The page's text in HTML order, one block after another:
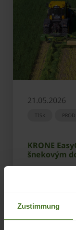
Zustimmung
21.05.2026
TISK
KRONE
šnekovým